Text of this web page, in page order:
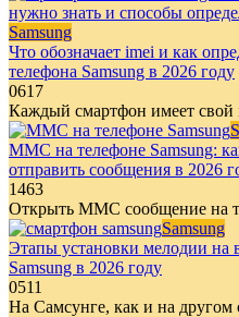
Samsung
Что обозначает imei и как
телефона Samsung в 2026 году
0617
Каждый смартфон имеет свой
ММС на телефоне Samsung:
отправить сообщения в 2026
1463
Открыть ММС сообщение на
Samsung
Этапы установки мелодии на
Samsung в 2026 году
0511
На Самсунге, как и на